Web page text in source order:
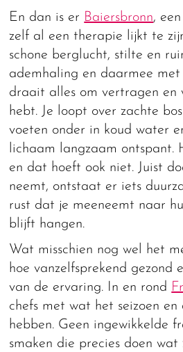
En dan is er Baiersbronn,
zelf al een therapie lijkt te
schone berglucht, stilte en
ademhaling en daarmee met
draait alles om vertragen en
hebt. Je loopt over zachte
voeten onder in koud water
lichaam langzaam ontspant.
en dat hoeft ook niet. Juist
neemt, ontstaat er iets
rust dat je meeneemt naar
blijft hangen.
Wat misschien nog wel het
hoe vanzelfsprekend gezond
van de ervaring. In en rond
chefs met wat het seizoen
hebben. Geen ingewikkelde
smaken die precies doen wat